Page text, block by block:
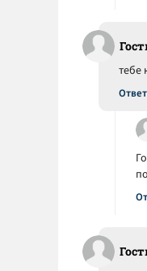
тебе